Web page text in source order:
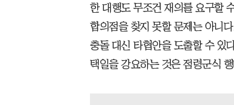
한 대행도 무조건 재의를 요구할
합의점을 찾지 못할 문제는 아니
충돌 대신 타협안을 도출할 수 있
택일을 강요하는 것은 점령군식 행